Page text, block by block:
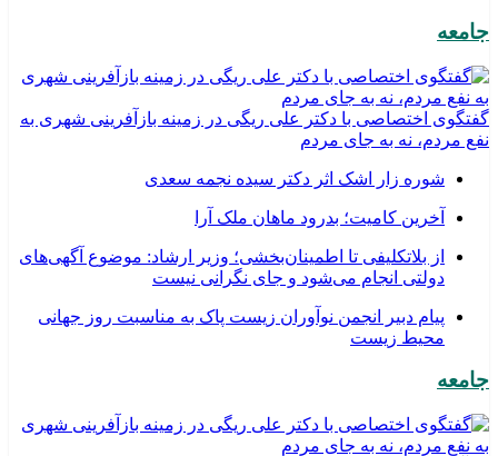
جامعه
گفتگوی اختصاصی با دکتر علی ریگی در زمینه بازآفرینی شهری به
نفع مردم، نه به جای مردم
شوره زار اشک اثر دکتر سیده نجمه سعدی
​آخرین کامیت؛ بدرود ماهان ملک آرا
از بلاتکلیفی تا اطمینان‌بخشی؛ وزیر ارشاد: موضوع آگهی‌های
دولتی انجام می‌شود و جای نگرانی نیست
پیام دبیر انجمن نوآوران زیست پاک به مناسبت روز جهانی
محیط زیست
جامعه